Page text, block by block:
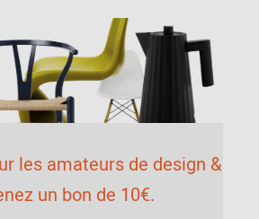
les amateurs de design &
un bon de 10€.